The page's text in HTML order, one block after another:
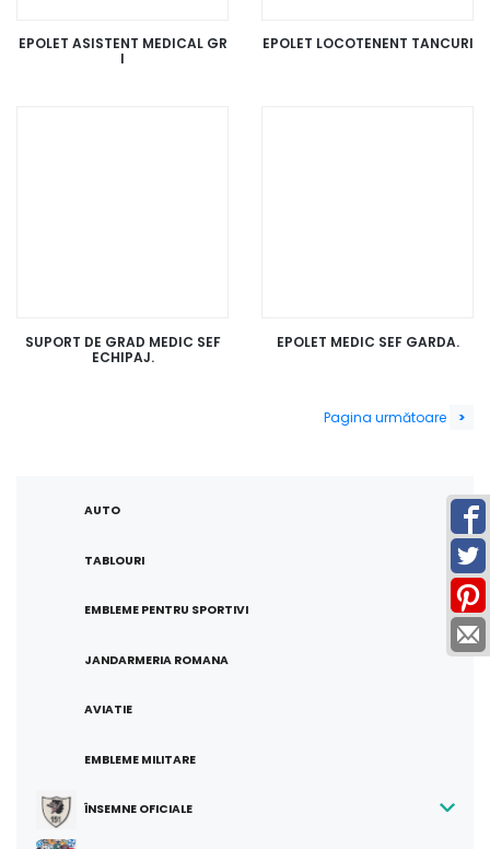
EPOLET ASISTENT MEDICAL GR
I
EPOLET LOCOTENENT TANCURI
SUPORT DE GRAD MEDIC SEF
ECHIPAJ.
EPOLET MEDIC SEF GARDA.
Pagina următoare >
AUTO
TABLOURI
EMBLEME PENTRU SPORTIVI
JANDARMERIA ROMANA
AVIATIE
EMBLEME MILITARE
ÎNSEMNE OFICIALE